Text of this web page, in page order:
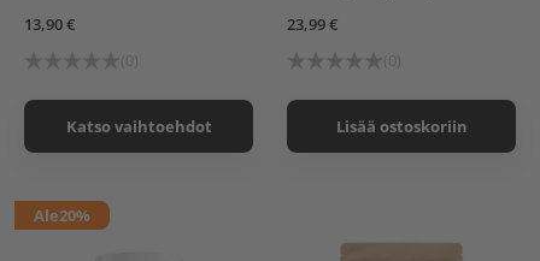
13,90 €
Katso vaihtoehdot
23,99 €
Lisää ostoskoriin
Ale20%